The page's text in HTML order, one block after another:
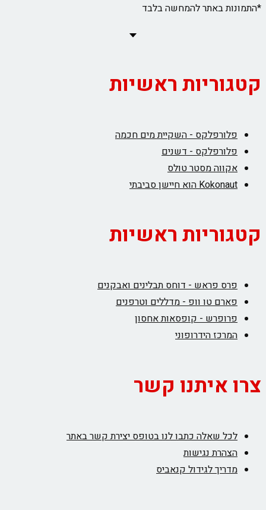
*התמונות באתר להמחשה בלבד
קטגוריות ראשיות
פלורפלקס - השקיית מים חכמה
פלורפלקס - דשנים
אקווה מסטר טולס
Kokonaut הוא חיישן סביבתי
קטגוריות ראשיות
פרס פראש - דוחס תבלינים ואבקנים
פארם טו וופ - מדללים וטרפנים
פרופרש - קופסאות אחסון
המרכז הידרופוני
צרו איתנו קשר
לכל שאלה כתבו לנו בטופס יצירת קשר באתר
הצהרת נגישות
מדריך לגידול קנאביס